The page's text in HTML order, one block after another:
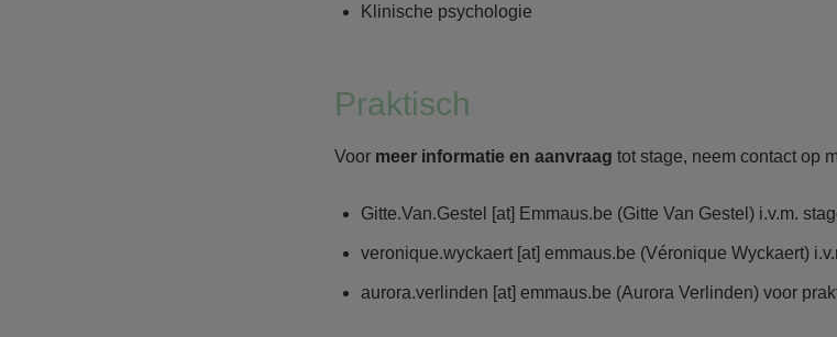
Klinische psychologie
Praktisch
Voor meer informatie en aanvraag tot stage, neem contact op
Gitte.Van.Gestel [at] Emmaus.be (Gitte Van Gestel) i.v.m.
veronique.wyckaert [at] emmaus.be (Véronique Wyckaert)
aurora.verlinden [at] emmaus.be (Aurora Verlinden) voor